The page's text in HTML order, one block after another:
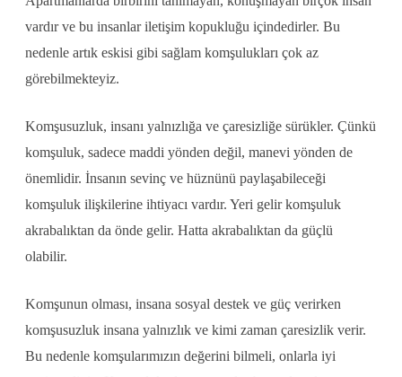
vardır ve bu insanlar iletişim kopukluğu içindedirler. Bu
nedenle artık eskisi gibi sağlam komşulukları çok az
görebilmekteyiz.
Komşusuzluk, insanı yalnızlığa ve çaresizliğe sürükler. Çünkü
komşuluk, sadece maddi yönden değil, manevi yönden de
önemlidir. İnsanın sevinç ve hüznünü paylaşabileceği
komşuluk ilişkilerine ihtiyacı vardır. Yeri gelir komşuluk
akrabalıktan da önde gelir. Hatta akrabalıktan da güçlü
olabilir.
Komşunun olması, insana sosyal destek ve güç verirken
komşusuzluk insana yalnızlık ve kimi zaman çaresizlik verir.
Bu nedenle komşularımızın değerini bilmeli, onlarla iyi